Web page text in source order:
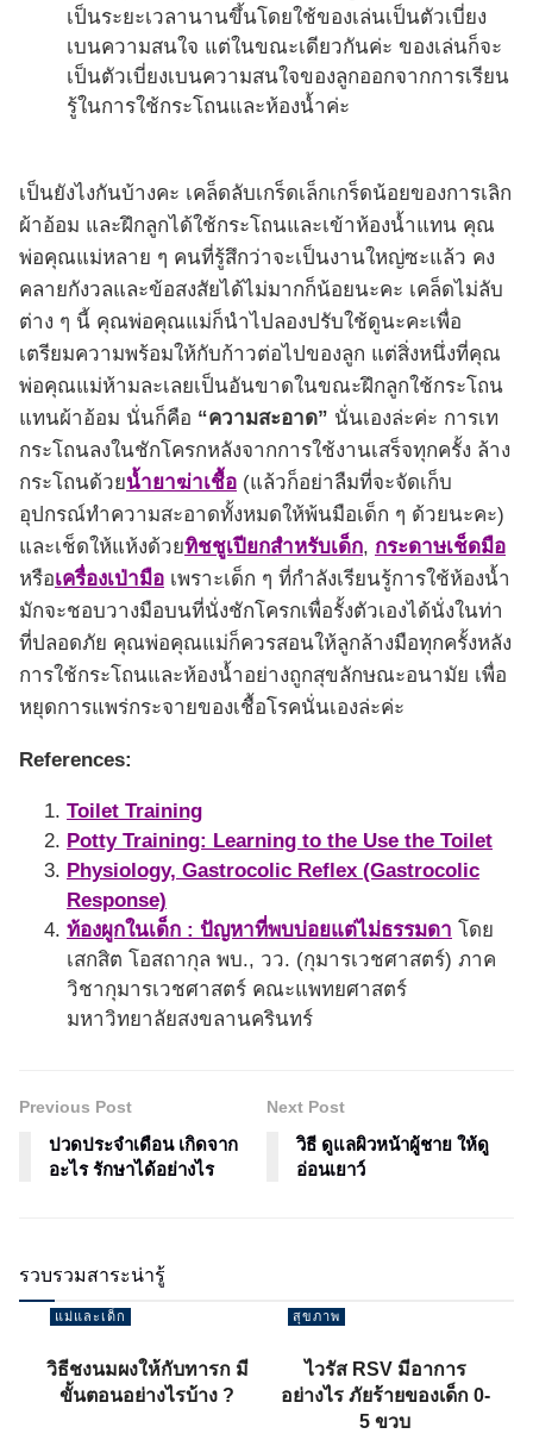
เป็นระยะเวลานานขึ้นโดยใช้ของเล่นเป็นตัวเบี่ยง
เบนความสนใจ แต่ในขณะเดียวกันค่ะ ของเล่นก็จะ
เป็นตัวเบี่ยงเบนความสนใจของลูกออกจากการเรียน
รู้ในการใช้กระโถนและห้องน้ำค่ะ
เป็นยังไงกันบ้างคะ เคล็ดลับเกร็ดเล็กเกร็ดน้อยของการเลิก
ผ้าอ้อม และฝึกลูกได้ใช้กระโถนและเข้าห้องน้ำแทน คุณ
พ่อคุณแม่หลาย ๆ คนที่รู้สึกว่าจะเป็นงานใหญ่ซะแล้ว คง
คลายกังวลและข้อสงสัยได้ไม่มากก็น้อยนะคะ เคล็ดไม่ลับ
ต่าง ๆ นี้ คุณพ่อคุณแม่ก็นำไปลองปรับใช้ดูนะคะเพื่อ
เตรียมความพร้อมให้กับก้าวต่อไปของลูก แต่สิ่งหนึ่งที่คุณ
พ่อคุณแม่ห้ามละเลยเป็นอันขาดในขณะฝึกลูกใช้กระโถน
แทนผ้าอ้อม นั่นก็คือ “ความสะอาด” นั่นเองล่ะค่ะ การเท
กระโถนลงในชักโครกหลังจากการใช้งานเสร็จทุกครั้ง ล้าง
กระโถนด้วยน้ำยาฆ่าเชื้อ (แล้วก็อย่าลืมที่จะจัดเก็บ
อุปกรณ์ทำความสะอาดทั้งหมดให้พ้นมือเด็ก ๆ ด้วยนะคะ)
และเช็ดให้แห้งด้วยทิชชูเปียกสำหรับเด็ก, กระดาษเช็ดมือ
หรือเครื่องเป่ามือ เพราะเด็ก ๆ ที่กำลังเรียนรู้การใช้ห้องน้ำ
มักจะชอบวางมือบนที่นั่งชักโครกเพื่อรั้งตัวเองได้นั่งในท่า
ที่ปลอดภัย คุณพ่อคุณแม่ก็ควรสอนให้ลูกล้างมือทุกครั้งหลัง
การใช้กระโถนและห้องน้ำอย่างถูกสุขลักษณะอนามัย เพื่อ
หยุดการแพร่กระจายของเชื้อโรคนั่นเองล่ะค่ะ
References:
Toilet Training
Potty Training: Learning to the Use the Toilet
Physiology, Gastrocolic Reflex (Gastrocolic
Response)
ท้องผูกในเด็ก : ปัญหาที่พบบ่อยแต่ไม่ธรรมดา โดย
เสกสิต โอสถากุล พบ., วว. (กุมารเวชศาสตร์) ภาค
วิชากุมารเวชศาสตร์ คณะแพทยศาสตร์
มหาวิทยาลัยสงขลานครินทร์
Previous Post
ปวดประจำเดือน เกิดจาก
อะไร รักษาได้อย่างไร
Next Post
วิธี ดูแลผิวหน้าผู้ชาย ให้ดู
อ่อนเยาว์
รวบรวมสาระน่ารู้
แม่และเด็ก
วิธีชงนมผงให้กับทารก มี
ขั้นตอนอย่างไรบ้าง ?
สุขภาพ
ไวรัส RSV มีอาการ
อย่างไร ภัยร้ายของเด็ก 0-
5 ขวบ